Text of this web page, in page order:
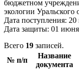
бюджетном
экологии Уральского
Дата поступления: 20
Дата защиты: 01
Всего 19 записей.
№ п/п
Название
документа